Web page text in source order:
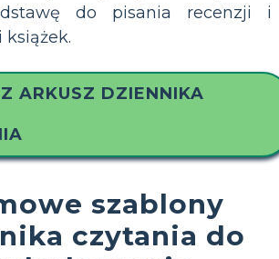
do pisania recenzji i
ARKUSZ DZIENNIKA
szablony
czytania do